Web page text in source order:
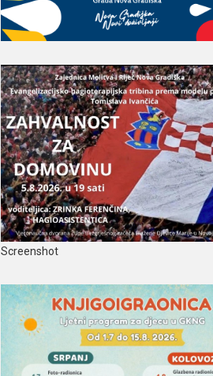
Screenshot